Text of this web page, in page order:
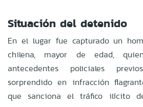
Situación del detenido
En el lugar fue capturado un
chilena, mayor de edad,
antecedentes policiales
sorprendido en infracción
que sanciona el tráfico ilícito